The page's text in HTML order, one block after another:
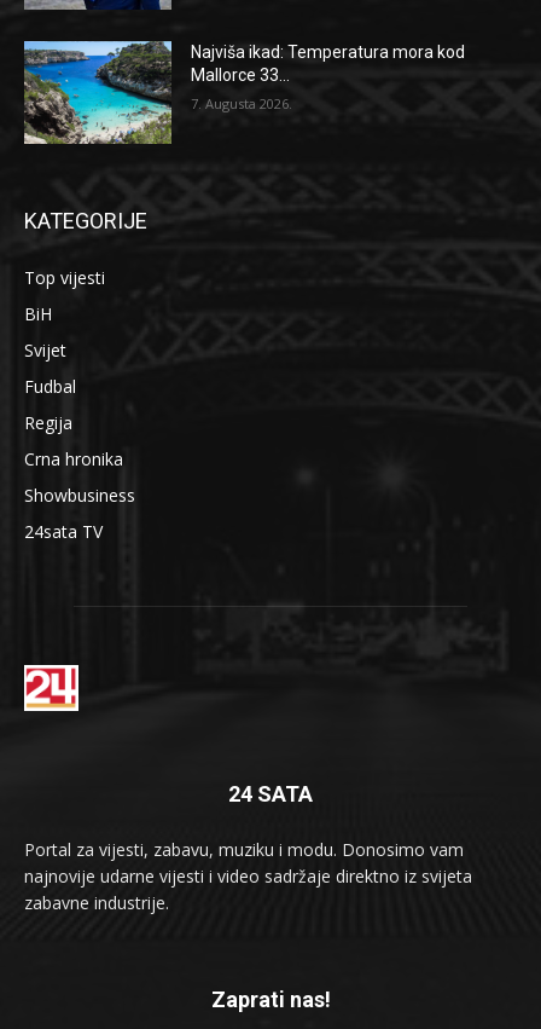
Najviša ikad: Temperatura mora kod
Mallorce 33...
7. Augusta 2026.
KATEGORIJE
Top vijesti
BiH
Svijet
Fudbal
Regija
Crna hronika
Showbusiness
24sata TV
24 SATA
Portal za vijesti, zabavu, muziku i modu. Donosimo vam
najnovije udarne vijesti i video sadržaje direktno iz svijeta
zabavne industrije.
Zaprati nas!